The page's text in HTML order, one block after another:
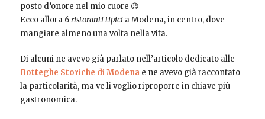
posto d’onore nel mio cuore 😉
Ecco allora 6ristoranti tipicia Modena, in centro, dove
mangiare almeno una volta nella vita.
Di alcuni ne avevo già parlato nell’articolo dedicato alle
Botteghe Storiche di Modenae ne avevo già raccontato
la particolarità, ma ve li voglio riproporre in chiave più
gastronomica.